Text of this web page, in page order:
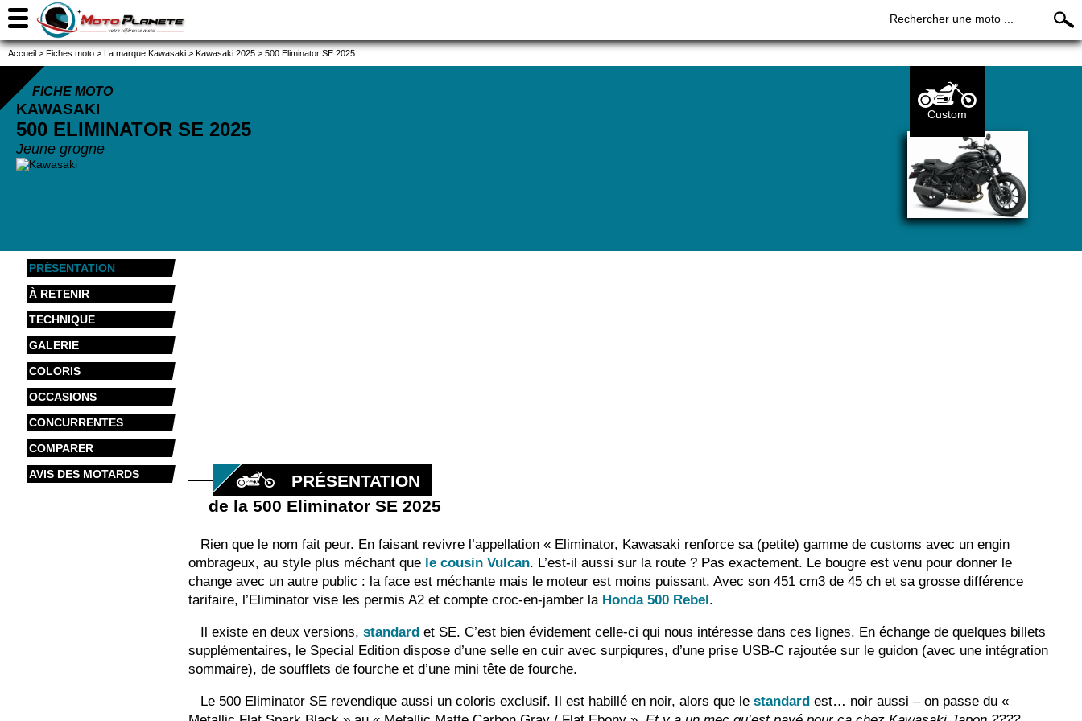
Rechercher une moto ...
Accueil > Fiches moto > La marque Kawasaki > Kawasaki 2025 > 500 Eliminator SE 2025
FICHE MOTO
KAWASAKI
500 ELIMINATOR SE 2025
Jeune grogne
Custom
PRÉSENTATION
À RETENIR
TECHNIQUE
GALERIE
COLORIS
OCCASIONS
CONCURRENTES
COMPARER
AVIS DES MOTARDS
PRÉSENTATION
de la 500 Eliminator SE 2025
Rien que le nom fait peur. En faisant revivre l’appellation « Eliminator, Kawasaki renforce sa (petite) gamme de customs avec un engin
ombrageux, au style plus méchant que le cousin Vulcan. L’est-il aussi sur la route ? Pas exactement. Le bougre est venu pour donner le
change avec un autre public : la face est méchante mais le moteur est moins puissant. Avec son 451 cm3 de 45 ch et sa grosse différence
tarifaire, l’Eliminator vise les permis A2 et compte croc-en-jamber la Honda 500 Rebel .
Il existe en deux versions,standardet SE. C’est bien évidement celle-ci qui nous intéresse dans ces lignes. En échange de quelques billets
supplémentaires, le Special Edition dispose d’une selle en cuir avec surpiqures, d’une prise USB-C rajoutée sur le guidon (avec une intégration
sommaire), de soufflets de fourche et d’une mini tête de fourche.
Le 500 Eliminator SE revendique aussi un coloris exclusif. Il est habillé en noir, alors que lestandardest… noir aussi – on passe du «